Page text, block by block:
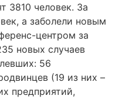
3810 человек. За
а заболели новым
центром за
новых случаев
56
(19 из них –
предприятий,